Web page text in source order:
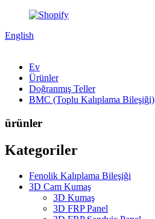
English
Ev
Ürünler
Doğranmış Teller
BMC (Toplu Kalıplama Bileşiği)
ürünler
Kategoriler
Fenolik Kalıplama Bileşiği
3D Cam Kumaş
3D Kumaş
3D FRP Panel